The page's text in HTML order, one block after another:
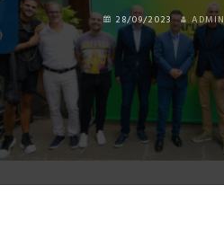
28/09/2023 ADMIN